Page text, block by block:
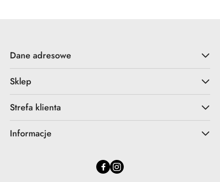
Dane adresowe
Sklep
Strefa klienta
Informacje